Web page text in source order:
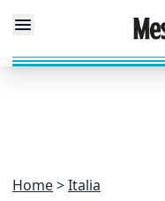
Home Italia